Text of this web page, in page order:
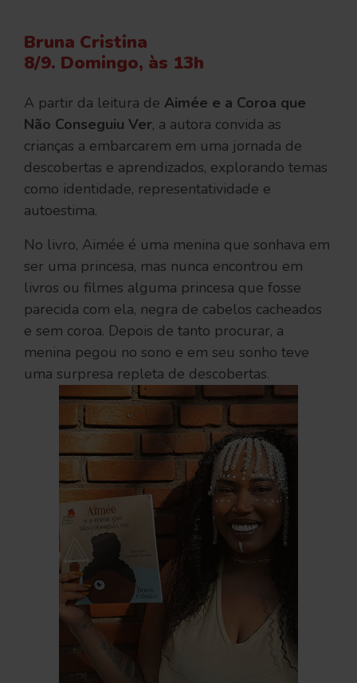
Bruna Cristina
8/9. Domingo, às 13h
A partir da leitura de Aimée e a Coroa que
Não Conseguiu Ver, a autora convida as
crianças a embarcarem em uma jornada de
descobertas e aprendizados, explorando temas
como identidade, representatividade e
autoestima.
No livro, Aimée é uma menina que sonhava em
ser uma princesa, mas nunca encontrou em
livros ou filmes alguma princesa que fosse
parecida com ela, negra de cabelos cacheados
e sem coroa. Depois de tanto procurar, a
menina pegou no sono e em seu sonho teve
uma surpresa repleta de descobertas.